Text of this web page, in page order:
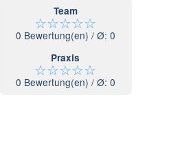
Team
☆☆☆☆☆
0 Bewertung(en) / Ø: 0
Praxis
☆☆☆☆☆
0 Bewertung(en) / Ø: 0